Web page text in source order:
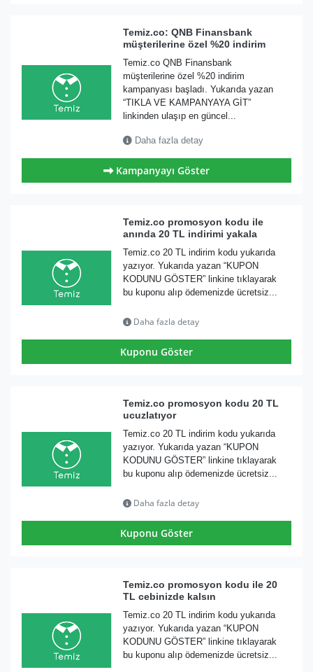
Temiz.co: QNB Finansbank
müşterilerine özel %20 indirim
Temiz.co QNB Finansbank
müşterilerine özel %20 indirim
kampanyası başladı. Yukarıda yazan
“TIKLA VE KAMPANYAYA GİT”
linkinden ulaşıp en güncel...
Daha fazla detay
Kampanyayı Göster
Temiz.co promosyon kodu ile
anında 20 TL indirimi yakala
Temiz.co 20 TL indirim kodu yukarıda
yazıyor. Yukarıda yazan “KUPON
KODUNU GÖSTER” linkine tıklayarak
bu kuponu alıp ödemenizde ücretsiz...
Daha fazla detay
Kuponu Göster
Temiz.co promosyon kodu 20 TL
ucuzlatıyor
Temiz.co 20 TL indirim kodu yukarıda
yazıyor. Yukarıda yazan “KUPON
KODUNU GÖSTER” linkine tıklayarak
bu kuponu alıp ödemenizde ücretsiz...
Daha fazla detay
Kuponu Göster
Temiz.co promosyon kodu ile 20
TL cebinizde kalsın
Temiz.co 20 TL indirim kodu yukarıda
yazıyor. Yukarıda yazan “KUPON
KODUNU GÖSTER” linkine tıklayarak
bu kuponu alıp ödemenizde ücretsiz...